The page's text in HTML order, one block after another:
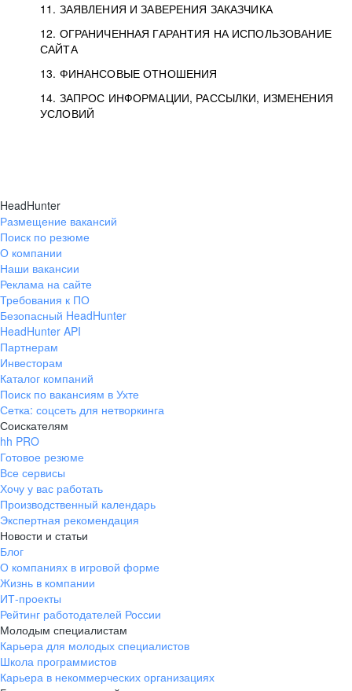
11. ЗАЯВЛЕНИЯ И ЗАВЕРЕНИЯ ЗАКАЗЧИКА
12. ОГРАНИЧЕННАЯ ГАРАНТИЯ НА ИСПОЛЬЗОВАНИЕ
САЙТА
13. ФИНАНСОВЫЕ ОТНОШЕНИЯ
14. ЗАПРОС ИНФОРМАЦИИ, РАССЫЛКИ, ИЗМЕНЕНИЯ
УСЛОВИЙ
HeadHunter
Размещение вакансий
Поиск по резюме
О компании
Наши вакансии
Реклама на сайте
Требования к ПО
Безопасный HeadHunter
HeadHunter API
Партнерам
Инвесторам
Каталог компаний
Поиск по вакансиям в Ухте
Сетка: соцсеть для нетворкинга
Соискателям
hh PRO
Готовое резюме
Все сервисы
Хочу у вас работать
Производственный календарь
Экспертная рекомендация
Новости и статьи
Блог
О компаниях в игровой форме
Жизнь в компании
ИТ-проекты
Рейтинг работодателей России
Молодым специалистам
Карьера для молодых специалистов
Школа программистов
Карьера в некоммерческих организациях